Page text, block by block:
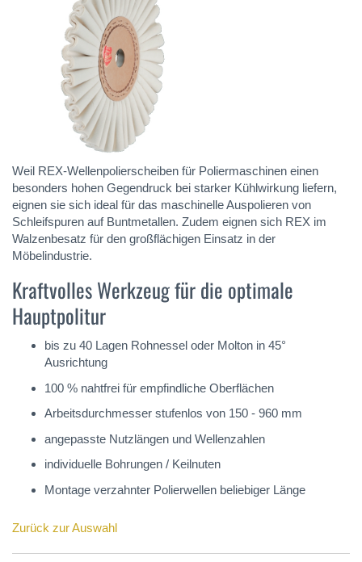
Weil REX-Wellenpolierscheiben für Poliermaschinen einen
besonders hohen Gegendruck bei starker Kühlwirkung liefern,
eignen sie sich ideal für das maschinelle Auspolieren von
Schleifspuren auf Buntmetallen. Zudem eignen sich REX im
Walzenbesatz für den großflächigen Einsatz in der
Möbelindustrie.
Kraftvolles Werkzeug für die optimale
Hauptpolitur
bis zu 40 Lagen Rohnessel oder Molton in 45°
Ausrichtung
100 % nahtfrei für empfindliche Oberflächen
Arbeitsdurchmesser stufenlos von 150 - 960 mm
angepasste Nutzlängen und Wellenzahlen
individuelle Bohrungen / Keilnuten
Montage verzahnter Polierwellen beliebiger Länge
Zurück zur Auswahl